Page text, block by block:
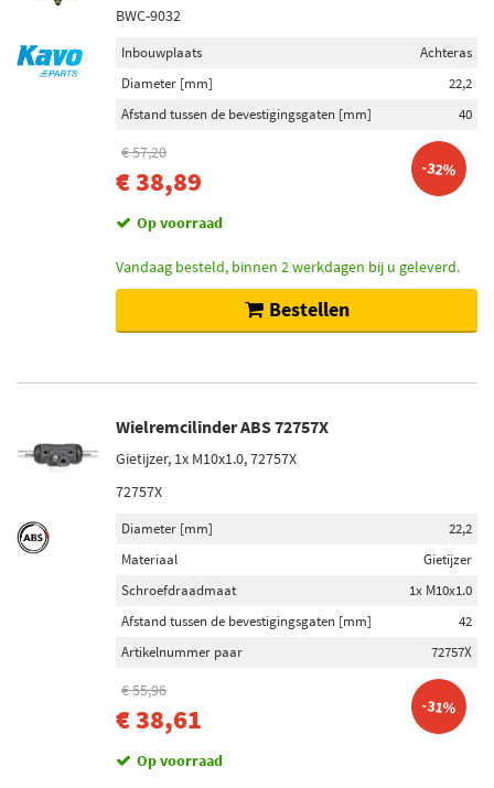
BWC-9032
Inbouwplaats
Achteras
Diameter [mm]
22,2
Afstand tussen de bevestigingsgaten [mm]
40
€ 57,20
€ 38,89 -32%
Op voorraad
Vandaag besteld, binnen 2 werkdagen bij u geleverd.
Bestellen
Wielremcilinder ABS 72757X
Gietijzer, 1x M10x1.0, 72757X
72757X
Diameter [mm]
22,2
Materiaal
Gietijzer
Schroefdraadmaat
1x M10x1.0
Afstand tussen de bevestigingsgaten [mm]
42
Artikelnummer paar
72757X
€ 55,96
€ 38,61 -31%
Op voorraad